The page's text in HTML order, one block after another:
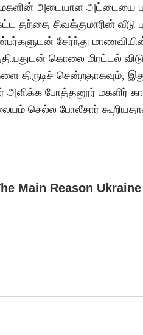
மகளின் அடையாள அட்டையை
தந்தை சிவக்குமாரின் வீடு
சேர்ந்து மாணவியின்
கொலை மிரட்டல்
திருடிச் சென்றதாகவும்,
அளிக்க போத்தனூர் மகளிர்
செல்ல போலீசார்